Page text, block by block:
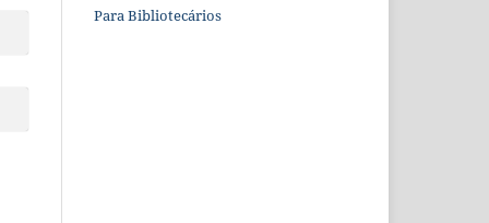
Para Bibliotecários